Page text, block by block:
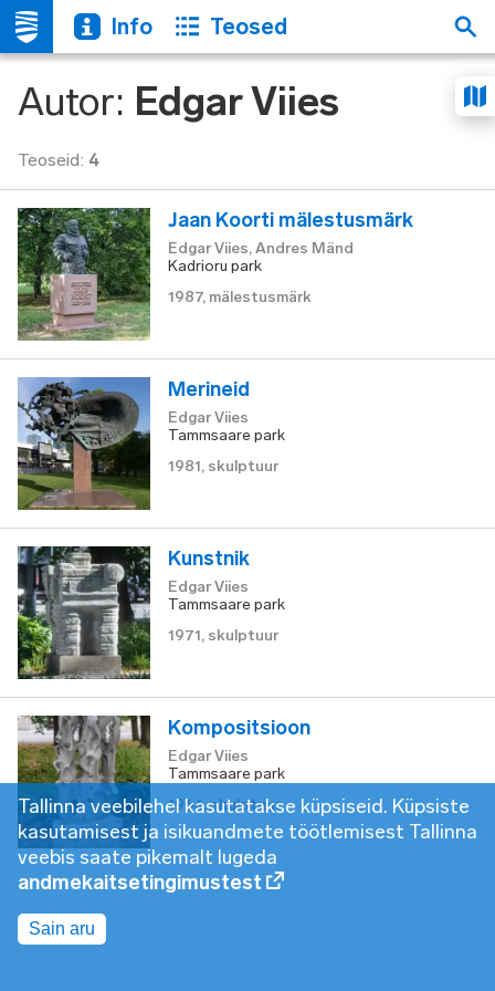
Info Teosed
Autor: Edgar Viies
Teoseid: 4
Jaan Koorti mälestusmärk
Edgar Viies, Andres Mänd
Kadrioru park
1987, mälestusmärk
Merineid
Edgar Viies
Tammsaare park
1981, skulptuur
Kunstnik
Edgar Viies
Tammsaare park
1971, skulptuur
Kompositsioon
Edgar Viies
Tammsaare park
1964,skulptuur
Tallinna veebilehel kasutatakse küpsiseid. Küpsiste
kasutamisest ja isikuandmete töötlemisest Tallinna
veebis saate pikemalt lugeda
andmekaitsetingimustest
Sain aru